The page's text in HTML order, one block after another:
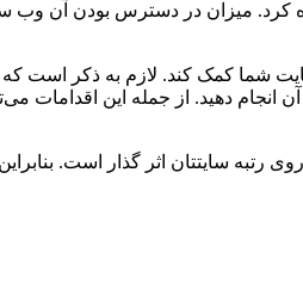
کرد. میزان در دسترس بودن آن
شما کمک کند. لازم به ذکر است
انجام دهید. از جمله این
رتبه سایتتان اثر گذار است.